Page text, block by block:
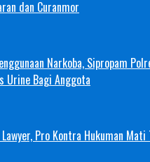
dan Curanmor
Narkoba, Sipropam
Urine Bagi Anggota
Pro Kontra Hukuman Mati